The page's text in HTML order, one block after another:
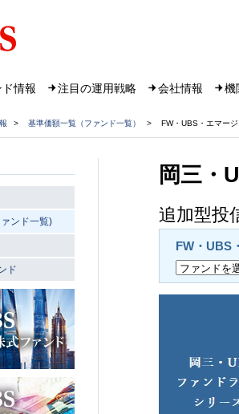
情報 注目の運用戦略 会社情報 機
> 基準価額一覧（ファンド一覧） > FW・UBS・エマー
岡三・
追加型投
FW・UBS
ンド一覧)
ド